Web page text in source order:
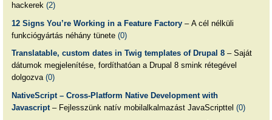
hackerek (2)
12 Signs You’re Working in a Feature Factory– A cél nélküli
funkciógyártás néhány tünete (0)
Translatable, custom dates in Twig templates of Drupal 8– Saját
dátumok megjelenítése, fordíthatóan a Drupal 8 smink rétegével
dolgozva (0)
NativeScript – Cross-Platform Native Development with
Javascript– Fejlesszünk natív mobilalkalmazást JavaScripttel (0)